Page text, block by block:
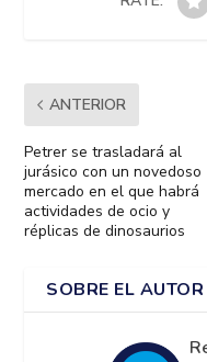
ANTERIOR
Petrer se trasladará al
jurásico con un novedoso
mercado en el que habrá
actividades de ocio y
réplicas de dinosaurios
SOBRE EL AUTOR